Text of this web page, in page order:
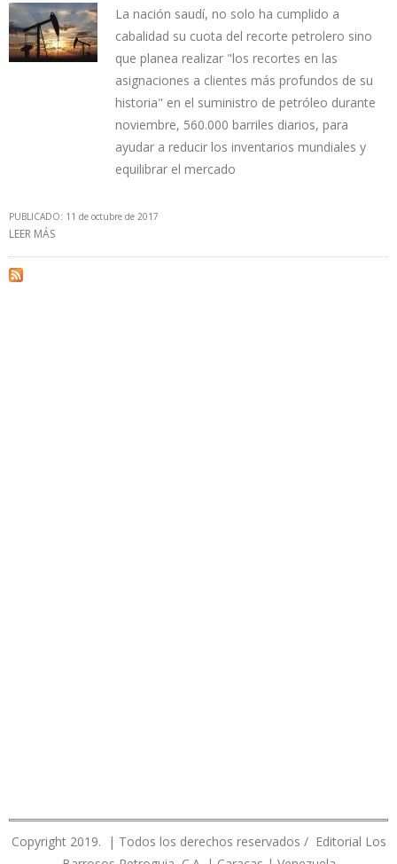
La nación saudí, no solo ha cumplido a
cabalidad su cuota del recorte petrolero sino
que planea realizar "los recortes en las
asignaciones a clientes más profundos de su
historia" en el suministro de petróleo durante
noviembre, 560.000 barriles diarios, para
ayudar a reducir los inventarios mundiales y
equilibrar el mercado
PUBLICADO: 11 de octubre de 2017
LEER MÁS
Copyright 2019. | Todos los derechos reservados / Editorial Los